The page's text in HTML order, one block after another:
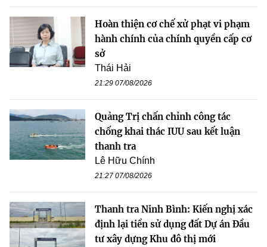
Hoàn thiện cơ chế xử phạt vi phạm
hành chính của chính quyền cấp cơ
sở
Thái Hải
21:29 07/08/2026
Quảng Trị chấn chỉnh công tác
chống khai thác IUU sau kết luận
thanh tra
Lê Hữu Chính
21:27 07/08/2026
Thanh tra Ninh Bình: Kiến nghị xác
định lại tiền sử dụng đất Dự án Đầu
tư xây dựng Khu đô thị mới